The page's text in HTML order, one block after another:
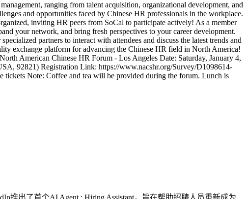
ranging from talent acquisition, organizational development, and
and opportunities faced by Chinese HR professionals in the workplace.
inviting HR peers from SoCal to participate actively! As a member
your network, and bring fresh perspectives to your career development.
partners to interact with attendees and discuss the latest trends and
exchange platform for advancing the Chinese HR field in North America!
American Chinese HR Forum - Los Angeles Date: Saturday, January 4,
92821) Registration Link: https://www.nacshr.org/Survey/D1098614-
Note: Coffee and tea will be provided during the forum. Lunch is
推出了首个AI Agent : Hiring Assistant，旨在帮助招聘人员重新成为